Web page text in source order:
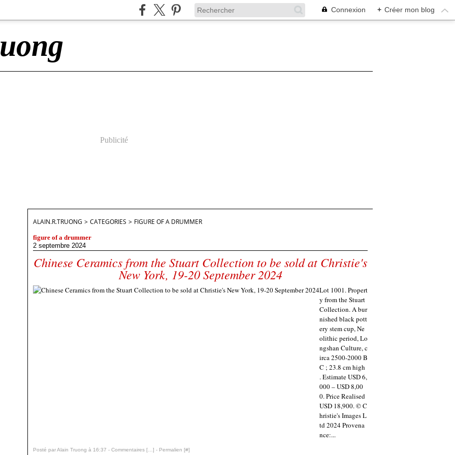
Connexion + Créer mon blog
Publicité
ALAIN.R.TRUONG > CATEGORIES > FIGURE OF A DRUMMER
figure of a drummer
2 septembre 2024
Chinese Ceramics from the Stuart Collection to be sold at Christie's
New York, 19-20 September 2024
Lot 1001. Propert
y from the Stuart
Collection. A bur
nished black pott
ery stem cup, Ne
olithic period, Lo
ngshan Culture, c
irca 2500-2000 B
C ; 23.8 cm high
. Estimate USD 6,
000 – USD 8,00
0. Price Realised
USD 18,900. © C
hristie's Images L
td 2024 Provena
nce:...
Posté par Alain Truong à 16:37 - Commentaires [ ] - Permalien [#]